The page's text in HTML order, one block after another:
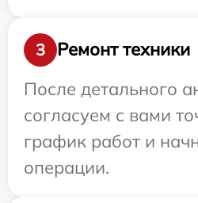
3
Ремонт техники
После детального
согласуем с вами
график работ и
операции.